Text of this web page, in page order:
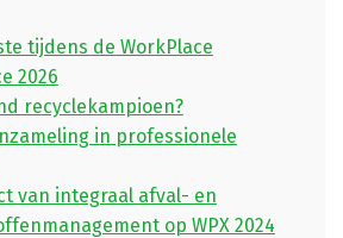
tijdens de WorkPlace
2026
recyclekampioen?
in professionele
van integraal afval- en
op WPX 2024